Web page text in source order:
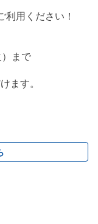
利用ください！
まで
ます。